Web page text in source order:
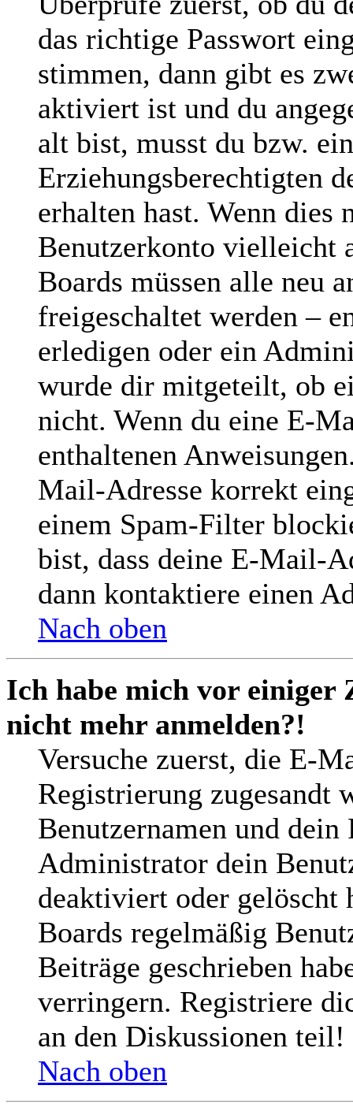
das richtige Passwort
stimmen, dann gibt es
aktiviert ist und du
alt bist, musst du bzw.
Erziehungsberechtigten
erhalten hast. Wenn
Benutzerkonto vielleicht
Boards müssen alle neu
freigeschaltet werden –
erledigen oder ein
wurde dir mitgeteilt, ob
nicht. Wenn du eine E-
enthaltenen
Mail-Adresse korrekt
einem Spam-Filter
bist, dass deine E-Mail-
dann kontaktiere einen
Nach oben
Ich habe mich vor
nicht mehr anmelden?!
Versuche zuerst, die E-
Registrierung zugesandt
Benutzernamen und dein
Administrator dein
deaktiviert oder gelöscht
Boards regelmäßig
Beiträge geschrieben
verringern. Registriere
an den Diskussionen teil!
Nach oben